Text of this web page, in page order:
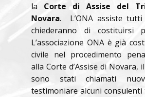
la Corte di Assise del
Novara. L’ONA assiste tutti
chiederanno di costituirsi
L’associazione ONA è già
civile nel procedimento
alla Corte d’Assise di Novara,
sono stati chiamati
testimoniare alcuni consulenti